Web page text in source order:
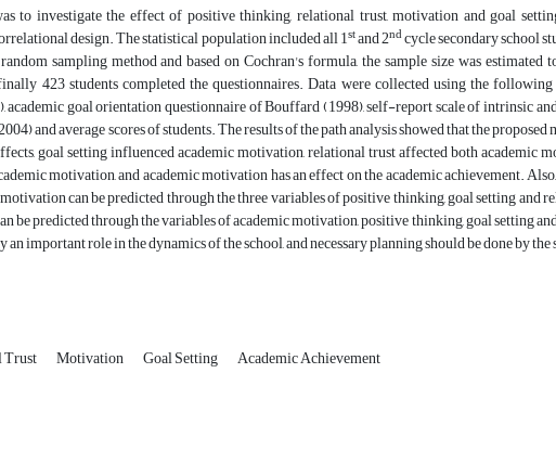
to investigate the effect of positive thinking, relational trust, motivation and goal
design. The statistical population included all 1stand 2ndcycle secondary school
sampling method and based on Cochran's formula, the sample size was
423 students completed the questionnaires. Data were collected using the
academic goal orientation questionnaire of Bouffard (1998), self-report scale of intrinsic
and average scores of students. The results of the path analysis showed that the
goal setting influenced academic motivation, relational trust affected both
motivation, and academic motivation has an effect on the academic achievement.
can be predicted through the three variables of positive thinking, goal setting and
be predicted through the variables of academic motivation, positive thinking, goal setting
important role in the dynamics of the school, and necessary planning should be done by
Motivation Goal Setting Academic Achievement